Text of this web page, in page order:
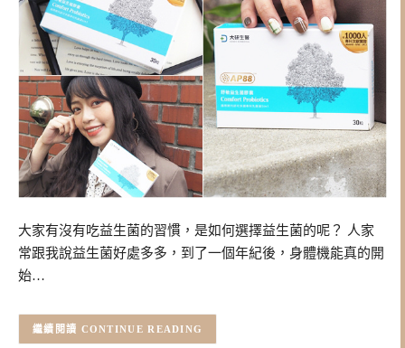
大家有沒有吃益生菌的習慣，是如何選擇益生菌的呢？ 人家
常跟我說益生菌好處多多，到了一個年紀後，身體機能真的開
始…
CONTINUE READING